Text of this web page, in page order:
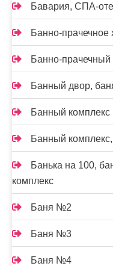
Бавария, СПА-
Банно-
Банно-прачечный
Банный двор,
Банный комплекс
Банный
Банька на 100,
комплекс
Баня №2
Баня №3
Баня №4